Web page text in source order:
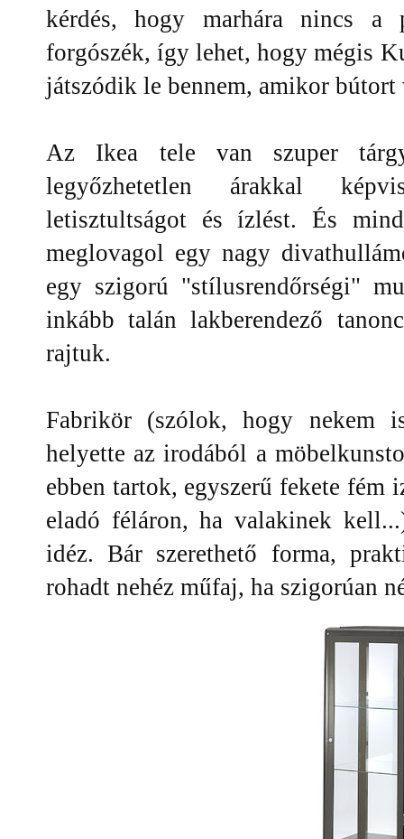
kérdés, hogy marhára nincs a
forgószék, így lehet, hogy mégis
játszódik le bennem, amikor bútort
Az Ikea tele van szuper
legyőzhetetlen árakkal
letisztultságot és ízlést. És
meglovagol egy nagy
egy szigorú "stílusrendőrségi"
inkább talán lakberendező
rajtuk.
Fabrikör (szólok, hogy nekem
helyette az irodából a
ebben tartok, egyszerű fekete fém
eladó féláron, ha valakinek
idéz. Bár szerethető forma,
rohadt nehéz műfaj, ha szigorúan